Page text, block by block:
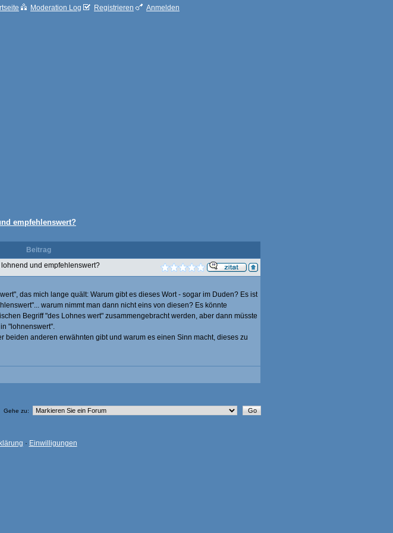
Moderation Log Registrieren Anmelden
empfehlenswert?
Beitrag
und empfehlenswert?
das mich lange quält: Warum gibt es dieses Wort - sogar im Duden? Es ist
warum nimmt man dann nicht eins von diesen? Es könnte
Begriff "des Lohnes wert" zusammengebracht werden, aber dann müsste
"lohnenswert".
beiden anderen erwähnten gibt und warum es einen Sinn macht, dieses zu
Gehe zu:
· Einwilligungen